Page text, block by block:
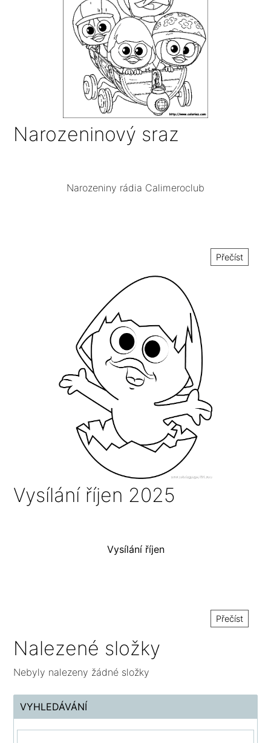
Narozeninový sraz
Narozeniny rádia Calimeroclub
Přečíst
Vysílání říjen 2025
Vysílání říjen
Přečíst
Nalezené složky
Nebyly nalezeny žádné složky
VYHLEDÁVÁNÍ